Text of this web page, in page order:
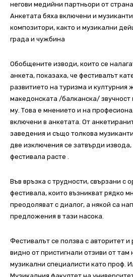
негови медийни партньори от
Анкетата бяха включени и
композитори, както и музикални
града и чужбина
Обобщените изводи, които се
анкета, показаха, че фестивалът
развитието на туризма и културния
македонската /балканска/
му. Това е мнението и на
включени в анкетата. От
заведения и също толкова
две изключения се затвърди
фестивала расте .
Във връзка с трудности, свързани с
фестивала, които възникват рядко
преодоляват с диалог, а някой са
предложения в тази насока.
Фестивалът се ползва с авторитет и
видно от пристигнали отзиви от там
музикални специалисти като проф.